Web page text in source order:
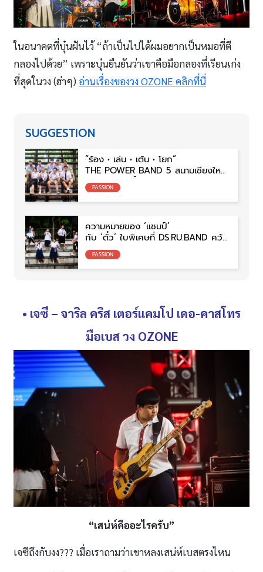
ในอนาคตที่บุ๋นฝันไว้ “ถ้าเป็นไปได้ผมอยากเป็นหมอที่ตี
กลองไปด้วย” เพราะบุ๋นยืนยันว่าเขาคือมือกลองที่เรียนเก่ง
ที่สุดในวง (ฮ่าๆ) อ่านเรื่องของวง OZONE คลิกที่นี่
SUGGESTION
“ร้อง • เล่น • เต้น • โยก”
THE POWER BAND 5 สนามเชียงใหม่
เด็กมัธยมยุคนี้ ม่วนขนาด!!
PASSION
ความหมายของ ‘แชมป์’
กับ ‘ตั๋ว’ ใบพิเศษที่ DS.RU.BAND คว้า
มาได้
PASSION
• เจซี – จาริล คริส เตอร์แคมโป เดอ-คาสโทร
มือเบส วง OZONE
“เสน่ห์คืออะไรครับ”
เจซีถึงกับงง??? เมื่อเราถามว่าเขาหลงเสน่ห์เบสตรงไหน